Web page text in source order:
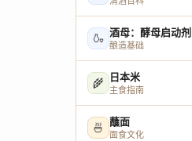
🍶 酒母：酵母启动剂
酿造基础
🌾 日本米
主食指南
🍜 蘸面
面食文化